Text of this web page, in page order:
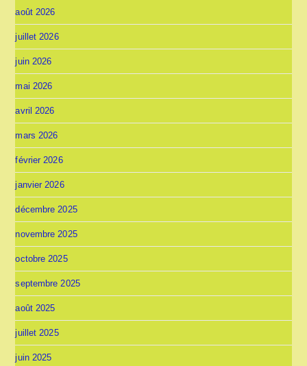
août 2026
juillet 2026
juin 2026
mai 2026
avril 2026
mars 2026
février 2026
janvier 2026
décembre 2025
novembre 2025
octobre 2025
septembre 2025
août 2025
juillet 2025
juin 2025